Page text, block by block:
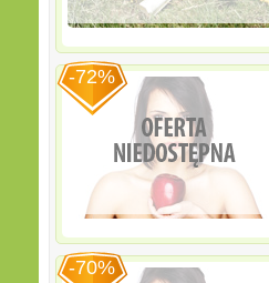
-72%
-70%